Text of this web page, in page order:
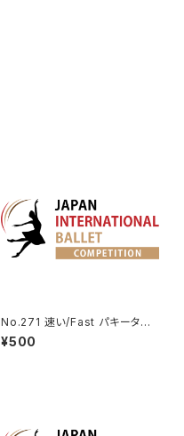
No.271 速い/Fast パキータよ
りカマルゴのVa. | Camargo V
ariation from Paquita
¥500